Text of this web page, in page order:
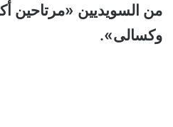
من السويديين «مرتاحين
وكسالى».